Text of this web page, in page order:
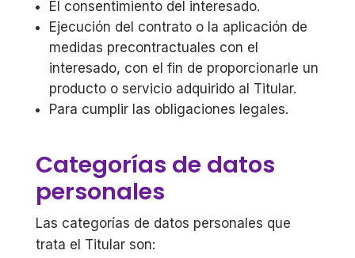
El consentimiento del interesado.
Ejecución del contrato o la aplicación de
medidas precontractuales con el
interesado, con el fin de proporcionarle un
producto o servicio adquirido al Titular.
Para cumplir las obligaciones legales.
Categorías de datos
personales
Las categorías de datos personales que
trata el Titular son: